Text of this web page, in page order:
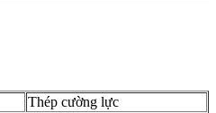
Thép cường lực